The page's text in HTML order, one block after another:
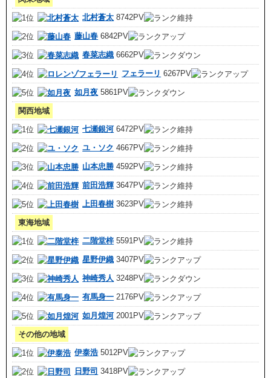
北村蒼太 8742PV
藤山春 6842PV
春菜志織 6662PV
フェラーリ 6267PV
如月夜 5861PV
関西地域
七瀬銀河6472PV
ユ・ソク 4667PV
山本忠勝 4592PV
前田浩輝 3647PV
上田春樹 3623PV
東海地域
二階堂梓 5591PV
星野伊織 3407PV
神崎秀人 3248PV
有馬身一 2176PV
如月煌河2001PV
その他の地域
伊泰浩 5012PV
日野司 3418PV